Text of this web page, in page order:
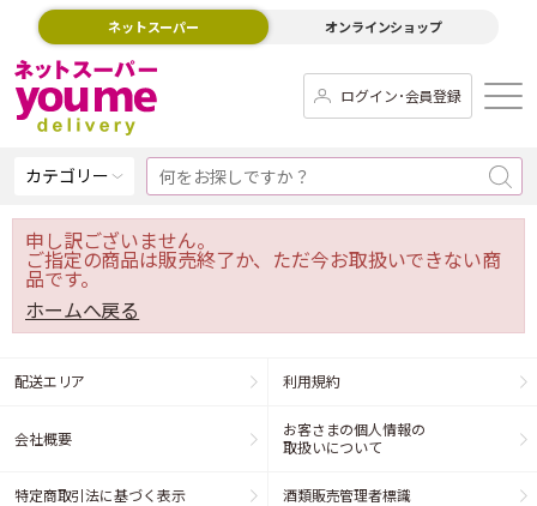
ネットスーパー オンラインショップ
ログイン･会員登録
カテゴリー
申し訳ございません。
ご指定の商品は販売終了か、ただ今お取扱いできない商
品です。
ホームへ戻る
配送エリア 利用規約
会社概要
お客さまの個人情報の
取扱いについて
特定商取引法に基づく表示 酒類販売管理者標識